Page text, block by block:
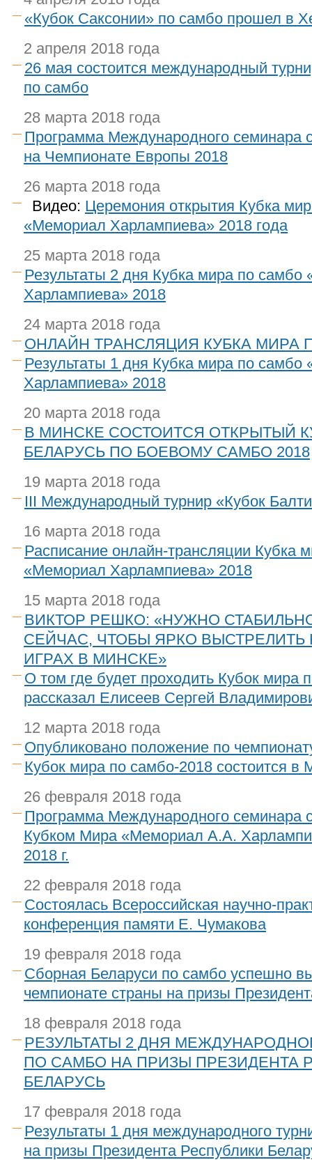
«Кубок Саксонии» по самбо прошел в
2 апреля 2018 года
26 мая состоится международный
по самбо
28 марта 2018 года
Программа Международного семинара
на Чемпионате Европы 2018
26 марта 2018 года
Видео: Церемония открытия Кубка
«Мемориал Харлампиева» 2018 года
25 марта 2018 года
Результаты 2 дня Кубка мира по
Харлампиева» 2018
24 марта 2018 года
ОНЛАЙН ТРАНСЛЯЦИЯ КУБКА МИРА
Результаты 1 дня Кубка мира по
Харлампиева» 2018
20 марта 2018 года
В МИНСКЕ СОСТОИТСЯ ОТКРЫТЫЙ
БЕЛАРУСЬ ПО БОЕВОМУ САМБО 2018
19 марта 2018 года
III Международный турнир «Кубок
16 марта 2018 года
Расписание онлайн-трансляции Кубка
«Мемориал Харлампиева» 2018
15 марта 2018 года
ВИКТОР РЕШКО: «НУЖНО
СЕЙЧАС, ЧТОБЫ ЯРКО
ИГРАХ В МИНСКЕ»
О том где будет проходить Кубок мира
рассказал Елисеев Сергей
12 марта 2018 года
Опубликовано положение по
Кубок мира по самбо-2018 состоится в
26 февраля 2018 года
Программа Международного семинара
Кубком Мира «Мемориал А.А.
2018 г.
22 февраля 2018 года
Cостоялась Всероссийская научно-
конференция памяти Е. Чумакова
19 февраля 2018 года
Сборная Беларуси по самбо успешно
чемпионате страны на призы
18 февраля 2018 года
РЕЗУЛЬТАТЫ 2 ДНЯ
ПО САМБО НА ПРИЗЫ ПРЕЗИДЕНТА
БЕЛАРУСЬ
17 февраля 2018 года
Результаты 1 дня международного
на призы Президента Республики